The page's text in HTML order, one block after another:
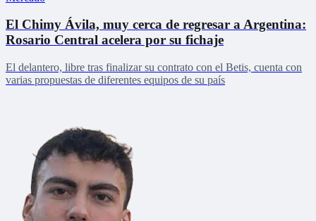
El Chimy Ávila, muy cerca de regresar a Argentina:
Rosario Central acelera por su fichaje
El delantero, libre tras finalizar su contrato con el Betis, cuenta con
varias propuestas de diferentes equipos de su país